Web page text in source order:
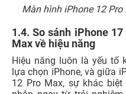
Màn hình iPhone 12
1.4. So sánh iPhone
Max về hiệu năng
Hiệu năng luôn là yếu tố
lựa chọn iPhone, và giữa
12 Pro Max, sự khác